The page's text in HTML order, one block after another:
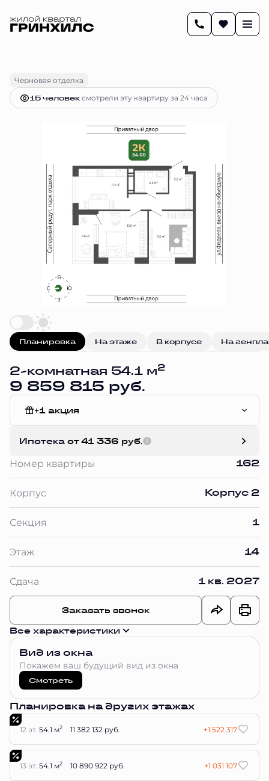
2-комнатная54.1 м 9 859 815 руб.
Черновая отделка
15 человексмотрели эту квартиру за 24 часа
Планировка На этаже В корпусе На
2-комнатная 54.1 м2
9 859 815 руб.
+1 акция
Ипотека от 41 336 руб.
Номер квартиры 162
Корпус Корпус 2
Секция 1
Этаж 14
Сдача 1 кв. 2027
Заказать звонок
Все характеристики
Вид из окна
Покажем ваш будущий вид из окна
Смотреть
Планировка на других этажах
12 эт. 54.1 м2 11 382 132 руб. +1 522 317
13 эт. 54.1 м2 10 890 922 руб. +1 031 107